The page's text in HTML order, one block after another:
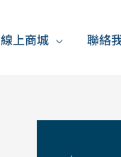
線上商城 聯絡